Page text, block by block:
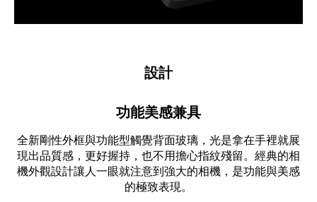
設計
功能美感兼具
全新剛性外框與功能型觸覺背面玻璃，光是拿在手裡就展
現出品質感，更好握持，也不用擔心指紋殘留。經典的相
機外觀設計讓人一眼就注意到強大的相機，是功能與美感
的極致表現。